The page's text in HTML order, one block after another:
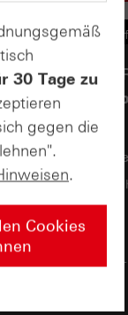
und nicht für
auf
Webseiten
HSBC in
HSBC-Gruppe
HSBCnet
Moving abroad
30 Tage zu
gegen die
.
Cookies